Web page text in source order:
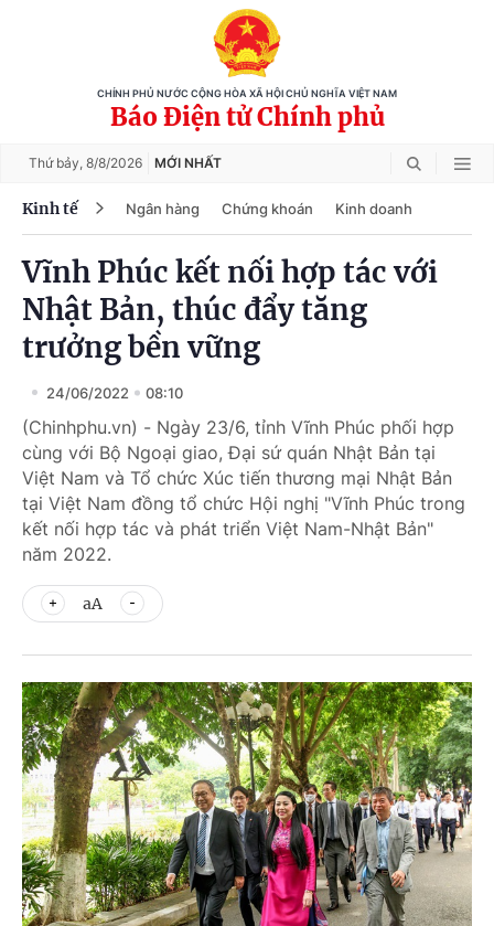
CHÍNH PHỦ NƯỚC CỘNG HÒA XÃ HỘI CHỦ NGHĨA VIỆT NAM
Báo Điện tử Chính phủ
Thứ bảy, 8/8/2026 MỚI NHẤT
Kinh tế Ngân hàng Chứng khoán Kinh doanh
Vĩnh Phúc kết nối hợp tác với
Nhật Bản, thúc đẩy tăng
trưởng bền vững
24/06/2022 08:10
(Chinhphu.vn) - Ngày 23/6, tỉnh Vĩnh Phúc phối hợp
cùng với Bộ Ngoại giao, Đại sứ quán Nhật Bản tại
Việt Nam và Tổ chức Xúc tiến thương mại Nhật Bản
tại Việt Nam đồng tổ chức Hội nghị "Vĩnh Phúc trong
kết nối hợp tác và phát triển Việt Nam-Nhật Bản"
năm 2022.
aA